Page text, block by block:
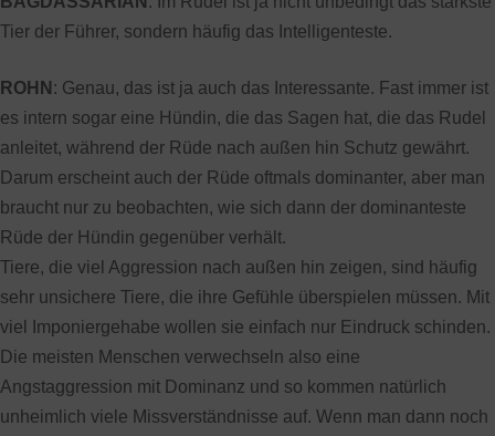
Tier der Führer, sondern häufig das Intelligenteste.
ROHN : Genau, das ist ja auch das Interessante. Fast immer ist
es intern sogar eine Hündin, die das Sagen hat, die das Rudel
anleitet, während der Rüde nach außen hin Schutz gewährt.
Darum erscheint auch der Rüde oftmals dominanter, aber man
braucht nur zu beobachten, wie sich dann der dominanteste
Rüde der Hündin gegenüber verhält.
Tiere, die viel Aggression nach außen hin zeigen, sind häufig
sehr unsichere Tiere, die ihre Gefühle überspielen müssen. Mit
viel Imponiergehabe wollen sie einfach nur Eindruck schinden.
Die meisten Menschen verwechseln also eine
Angstaggression mit Dominanz und so kommen natürlich
unheimlich viele Missverständnisse auf. Wenn man dann noch